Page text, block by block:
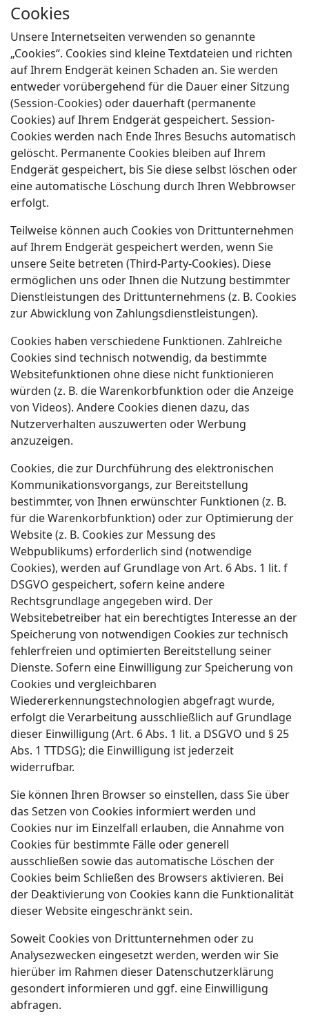
Cookies
Unsere Internetseiten verwenden so genannte
„Cookies“. Cookies sind kleine Textdateien und richten
auf Ihrem Endgerät keinen Schaden an. Sie werden
entweder vorübergehend für die Dauer einer Sitzung
(Session-Cookies) oder dauerhaft (permanente
Cookies) auf Ihrem Endgerät gespeichert. Session-
Cookies werden nach Ende Ihres Besuchs automatisch
gelöscht. Permanente Cookies bleiben auf Ihrem
Endgerät gespeichert, bis Sie diese selbst löschen oder
eine automatische Löschung durch Ihren Webbrowser
erfolgt.
Teilweise können auch Cookies von Drittunternehmen
auf Ihrem Endgerät gespeichert werden, wenn Sie
unsere Seite betreten (Third-Party-Cookies). Diese
ermöglichen uns oder Ihnen die Nutzung bestimmter
Dienstleistungen des Drittunternehmens (z. B. Cookies
zur Abwicklung von Zahlungsdienstleistungen).
Cookies haben verschiedene Funktionen. Zahlreiche
Cookies sind technisch notwendig, da bestimmte
Websitefunktionen ohne diese nicht funktionieren
würden (z. B. die Warenkorbfunktion oder die Anzeige
von Videos). Andere Cookies dienen dazu, das
Nutzerverhalten auszuwerten oder Werbung
anzuzeigen.
Cookies, die zur Durchführung des elektronischen
Kommunikationsvorgangs, zur Bereitstellung
bestimmter, von Ihnen erwünschter Funktionen (z. B.
für die Warenkorbfunktion) oder zur Optimierung der
Website (z. B. Cookies zur Messung des
Webpublikums) erforderlich sind (notwendige
Cookies), werden auf Grundlage von Art. 6 Abs. 1 lit. f
DSGVO gespeichert, sofern keine andere
Rechtsgrundlage angegeben wird. Der
Websitebetreiber hat ein berechtigtes Interesse an der
Speicherung von notwendigen Cookies zur technisch
fehlerfreien und optimierten Bereitstellung seiner
Dienste. Sofern eine Einwilligung zur Speicherung von
Cookies und vergleichbaren
Wiedererkennungstechnologien abgefragt wurde,
erfolgt die Verarbeitung ausschließlich auf Grundlage
dieser Einwilligung (Art. 6 Abs. 1 lit. a DSGVO und § 25
Abs. 1 TTDSG); die Einwilligung ist jederzeit
widerrufbar.
Sie können Ihren Browser so einstellen, dass Sie über
das Setzen von Cookies informiert werden und
Cookies nur im Einzelfall erlauben, die Annahme von
Cookies für bestimmte Fälle oder generell
ausschließen sowie das automatische Löschen der
Cookies beim Schließen des Browsers aktivieren. Bei
der Deaktivierung von Cookies kann die Funktionalität
dieser Website eingeschränkt sein.
Soweit Cookies von Drittunternehmen oder zu
Analysezwecken eingesetzt werden, werden wir Sie
hierüber im Rahmen dieser Datenschutzerklärung
gesondert informieren und ggf. eine Einwilligung
abfragen.